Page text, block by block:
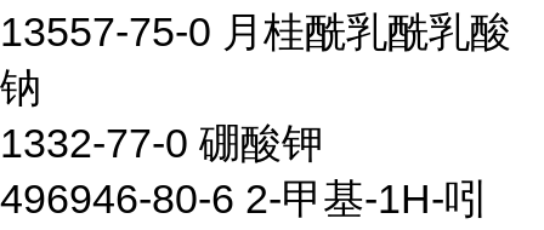
13557-75-0 月桂酰乳酰乳酸
钠
1332-77-0 硼酸钾
496946-80-6 2-甲基-1H-吲